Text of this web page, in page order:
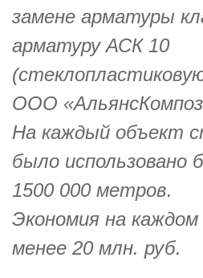
замене арматуры
арматуру АСК 10
OOO
На каждый объект
было использовано
1500 000 метров.
Экономия на
менее 20 млн. руб.